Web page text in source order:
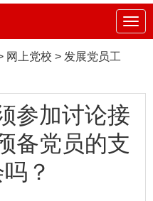
导
航
网上党校 > 发展党员工
参加讨论接
备党员的支
？